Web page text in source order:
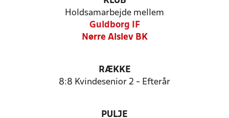
Holdsamarbejde mellem
Guldborg IF
Nørre Alslev BK
RÆKKE
8:8 Kvindesenior 2 - Efterår
PULJE